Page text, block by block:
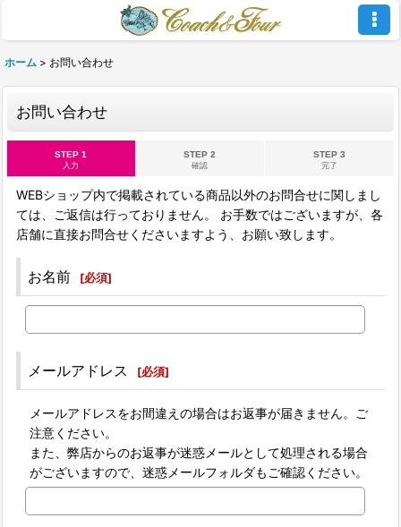
ホーム > お問い合わせ
お問い合わせ
STEP 1
入力
STEP 2
確認
STEP 3
完了
WEBショップ内で掲載されている商品以外のお問合せに関しまし
ては、ご返信は行っておりません。 お手数ではございますが、各
店舗に直接お問合せくださいますよう、お願い致します。
お名前 [必須]
メールアドレス [必須]
メールアドレスをお間違えの場合はお返事が届きません。ご
注意ください。
また、弊店からのお返事が迷惑メールとして処理される場合
がございますので、迷惑メールフォルダもご確認ください。